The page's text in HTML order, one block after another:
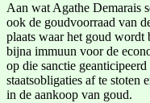
Aan wat Agathe Demarais
ook de goudvoorraad van
plaats waar het goud
bijna immuun voor de
op die sanctie
staatsobligaties af te stoten
in de aankoop van goud.